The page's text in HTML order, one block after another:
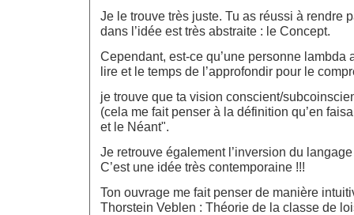
Je le trouve très juste. Tu as réussi à rendre
dans l’idée est très abstraite : le Concept.
Cependant, est-ce qu’une personne lambda
lire et le temps de l’approfondir pour le
je trouve que ta vision conscient/
(cela me fait penser à la définition qu’en
et le Néant".
Je retrouve également l’inversion du
C’est une idée très contemporaine !!!
Ton ouvrage me fait penser de manière
Thorstein Veblen : Théorie de la classe de